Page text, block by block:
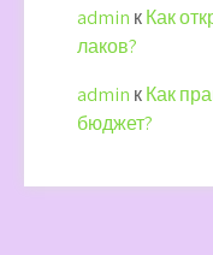
admin кКак
лаков?
admin кКак
бюджет?